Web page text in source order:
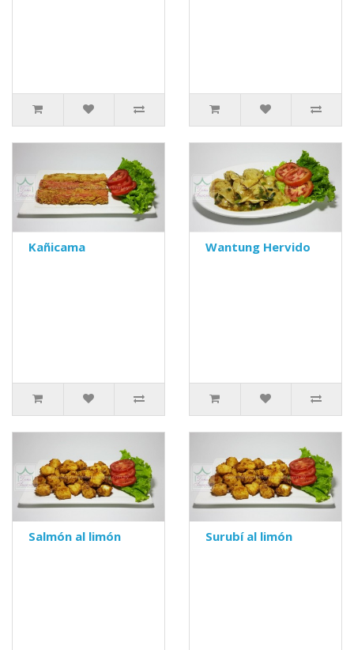
Kañicama Wantung Hervido
Salmón al limón Surubí al limón